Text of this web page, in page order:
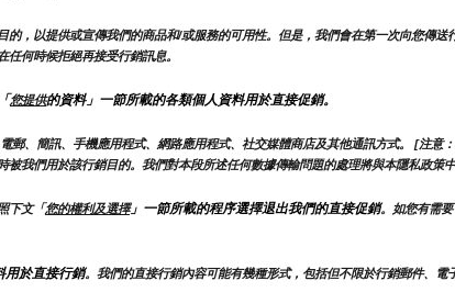
，以提供或宣傳我們的商品和/或服務的可用性。但是，我們會在第一次向您傳
何時候拒絕再接受行銷訊息。
您提供的資料」一節所載的各類個人資料用於直接促銷。
郵、簡訊、手機應用程式、網路應用程式、社交媒體商店及其他通訊方式。 [注意
我們用於該行銷目的。我們對本段所述任何數據傳輸問題的處理將與本隱私政策中
下文「您的權利及選擇」一節所載的程序選擇退出我們的直接促銷。如您有需
用於直接行銷。我們的直接行銷內容可能有幾種形式，包括但不限於行銷郵件、電